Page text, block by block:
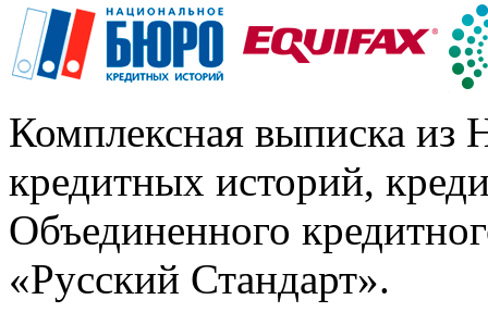
Комплексная выписка из
кредитных историй,
Объединенного
«Русский Стандарт».